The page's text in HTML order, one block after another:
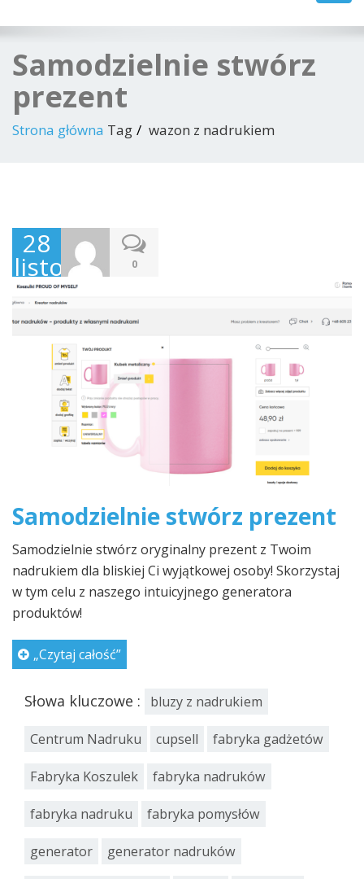
Samodzielnie stwórz
prezent
Strona główna Tag wazon z nadrukiem
28
listopada
2021
0
Samodzielnie stwórz prezent
Samodzielnie stwórz oryginalny prezent z Twoim
nadrukiem dla bliskiej Ci wyjątkowej osoby! Skorzystaj
w tym celu z naszego intuicyjnego generatora
produktów!
„Czytaj całość”
Słowa kluczowe : bluzy z nadrukiem
Centrum Nadruku cupsell fabryka gadżetów
Fabryka Koszulek fabryka nadruków
fabryka nadruku fabryka pomysłów
generator generator nadruków